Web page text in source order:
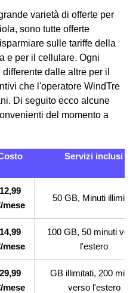
varietà di offerte per
sono tutte offerte
sulle tariffe della
e per il cellulare. Ogni
dalle altre per il
che l'operatore WindTre
Di seguito ecco alcune
del momento a
Servizi inclusi
12,99
mese
50 GB, Minuti illimitati
14,99
mese
100 GB, 50 minuti
l'estero
29,99
mese
GB illimitati, 200 minuti
verso l'estero